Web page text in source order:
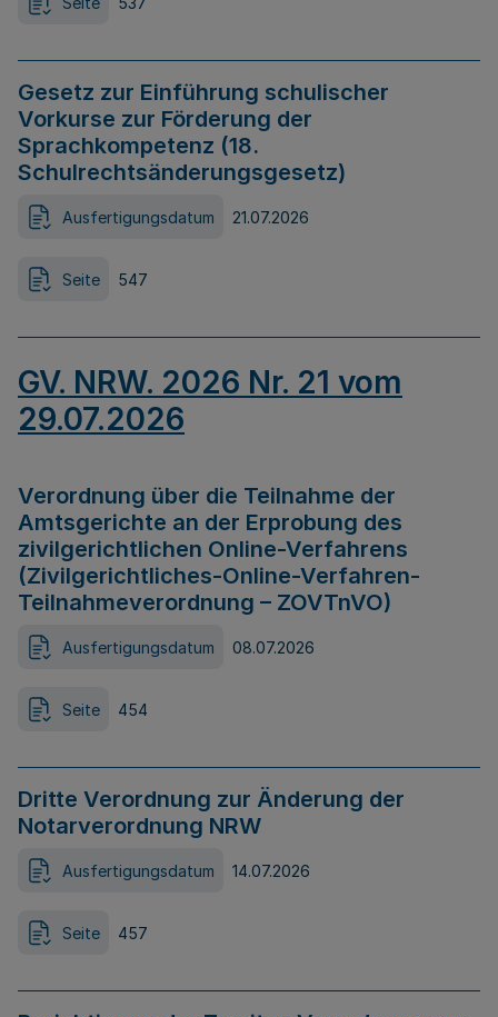
Gesetz zur Einführung schulischer
Vorkurse zur Förderung der
Sprachkompetenz (18.
Schulrechtsänderungsgesetz)
Ausfertigungsdatum 21.07.2026
Seite 547
GV. NRW. 2026 Nr. 21 vom
29.07.2026
Verordnung über die Teilnahme der
Amtsgerichte an der Erprobung des
zivilgerichtlichen Online-Verfahrens
(Zivilgerichtliches-Online-Verfahren-
Teilnahmeverordnung – ZOVTnVO)
Ausfertigungsdatum 08.07.2026
Seite 454
Dritte Verordnung zur Änderung der
Notarverordnung NRW
Ausfertigungsdatum 14.07.2026
Seite 457